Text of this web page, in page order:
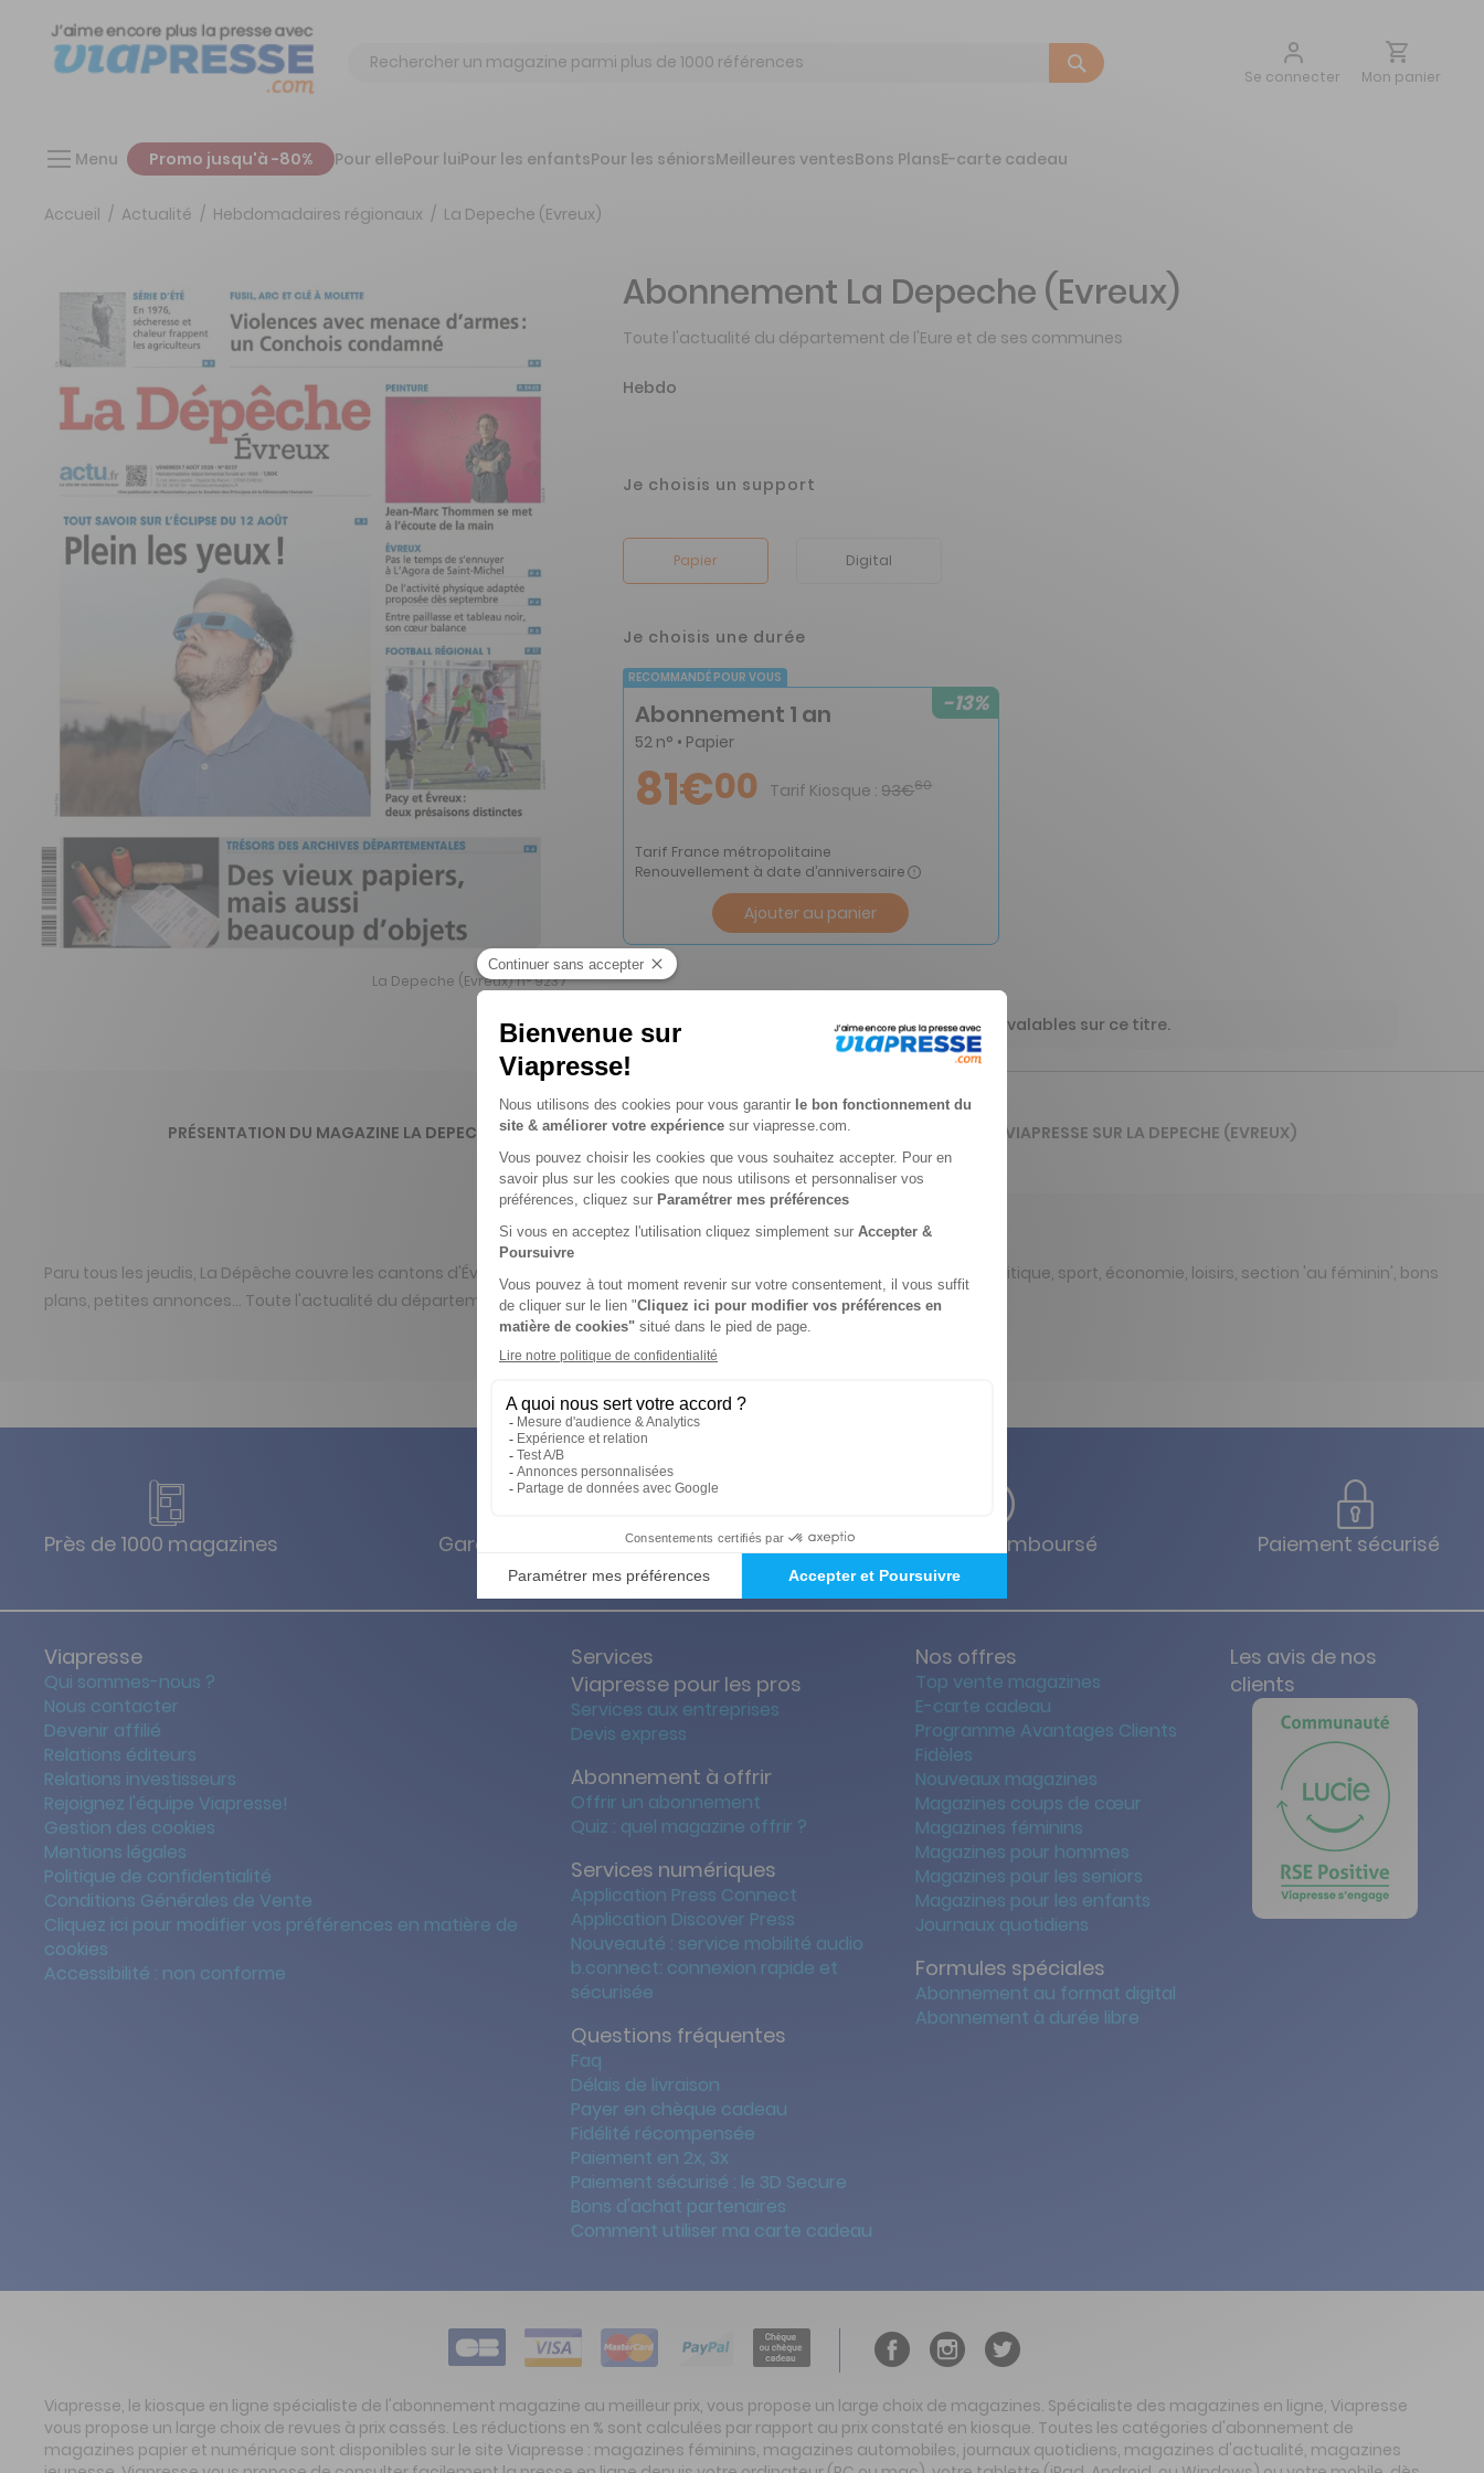
Chercher
Se connecter
Aller
Mon panier
Menu Promo jusqu'à -80% Pour ellePour luiPour les enfantsPour les séniorsMeilleures ventesBons PlansE-carte cadeau
Accueil Actualité Hebdomadaires régionaux La Depeche (Evreux)
La Depeche (Evreux) n° 9237
Abonnement La Depeche (Evreux)
Toute l'actualité du département de l'Eure et de ses communes
Hebdo
Je choisis un support
Papier Digital
Je choisis une durée
RECOMMANDÉ POUR VOUS
-13%
Abonnement 1 an
52 n° • Papier
81€00 Tarif Kiosque : 93€60
Tarif France métropolitaine
Renouvellement à date d’anniversaire
Ajouter au panier
ℹ️Note : les codes promotionnels ne sont pas valables sur ce titre.
PRÉSENTATION DU MAGAZINE LA DEPECHE (EVREUX)
Paru tous les jeudis, La Dépêche couvre les cantons d'Évreux, Conches, Saint-André-de-l'Eure, Pacy-sur-Eure et Damville : politique, sport, économie, loisirs, section 'au féminin', bons
plans, petites annonces… Toute l'actualité du département de l'Eure et de ses communes.
L'AVIS DE VIAPRESSE SUR LA DEPECHE (EVREUX)
Près de 1000 magazines Garanties des prix les + bas Satisfait ou remboursé Paiement sécurisé
Viapresse
Qui sommes-nous ?
Nous contacter
Devenir affilié
Relations éditeurs
Relations investisseurs
Rejoignez l'équipe Viapresse!
Gestion des cookies
Mentions légales
Politique de confidentialité
Conditions Générales de Vente
Cliquez ici pour modifier vos préférences en matière de
cookies
Accessibilité : non conforme
Services
Viapresse pour les pros
Services aux entreprises
Devis express
Abonnement à offrir
Offrir un abonnement
Quiz : quel magazine offrir ?
Services numériques
Application Press Connect
Application Discover Press
Nouveauté : service mobilité audio
b.connect: connexion rapide et
sécurisée
Questions fréquentes
Faq
Délais de livraison
Payer en chèque cadeau
Fidélité récompensée
Paiement en 2x, 3x
Paiement sécurisé : le 3D Secure
Bons d'achat partenaires
Comment utiliser ma carte cadeau
Nos offres
Top vente magazines
E-carte cadeau
Programme Avantages Clients
Fidèles
Nouveaux magazines
Magazines coups de cœur
Magazines féminins
Magazines pour hommes
Magazines pour les seniors
Magazines pour les enfants
Journaux quotidiens
Formules spéciales
Abonnement au format digital
Abonnement à durée libre
Les avis de nos
clients
Viapresse, le kiosque en ligne spécialiste de l'abonnement magazine au meilleur prix, vous propose un large choix de magazines. Spécialiste des magazines en ligne, Viapresse
vous propose un large choix de revues à prix cassés. Les réductions en % sont calculées par rapport au prix constaté en kiosque. Toutes les catégories d'abonnement de
magazines papier et numérique sont disponibles sur le site Viapresse : magazines féminins, magazines automobiles, journaux quotidiens, magazines d'actualité, magazines